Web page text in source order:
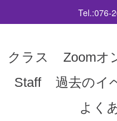
Tel.:076-
クラス
Zoomオ
Staff 過去のイ
よく